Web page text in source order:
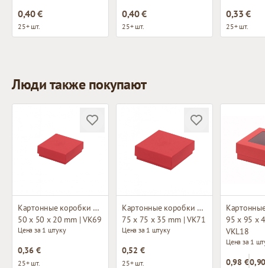
0,40 €
25+ шт.
0,40 €
25+ шт.
0,33 €
25+ шт.
Люди также покупают
Картонные коробки без окна
50 x 50 x 20 mm | VK69
Цена за 1 штуку
0,36 €
25+ шт.
Картонные коробки без окна
75 x 75 x 35 mm | VK71
Цена за 1 штуку
0,52 €
25+ шт.
95 x 95 x
VKL18
Цена за 1
0,98 €